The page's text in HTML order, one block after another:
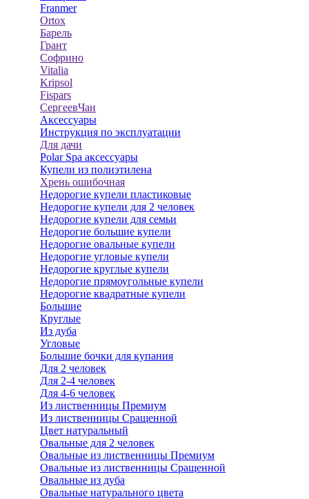
Franmer
Ortox
Барель
Грант
Софрино
Vitalia
Kripsol
Fispars
СергеевЧан
Аксессуары
Инструкция по эксплуатации
Для дачи
Polar Spa аксессуары
Купели из полиэтилена
Хрень ошибочная
Недорогие купели пластиковые
Недорогие купели для 2 человек
Недорогие купели для семьи
Недорогие большие купели
Недорогие овальные купели
Недорогие угловые купели
Недорогие круглые купели
Недорогие прямоугольные купели
Недорогие квадратные купели
Большие
Круглые
Из дуба
Угловые
Большие бочки для купания
Для 2 человек
Для 2-4 человек
Для 4-6 человек
Из лиственницы Премиум
Из лиственницы Сращенной
Цвет натуральный
Овальные для 2 человек
Овальные из лиственницы Премиум
Овальные из лиственницы Сращенной
Овальные из дуба
Овальные натурального цвета